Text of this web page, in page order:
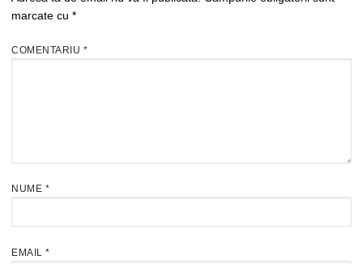
marcate cu *
COMENTARIU *
NUME *
EMAIL *